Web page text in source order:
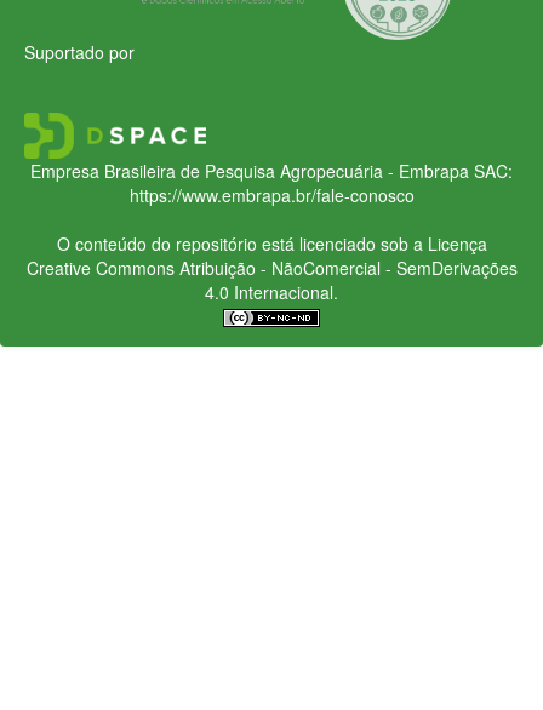
Suportado por
Empresa Brasileira de Pesquisa Agropecuária - Embrapa SAC:
https://www.embrapa.br/fale-conosco
O conteúdo do repositório está licenciado sob a Licença
Creative CommonsAtribuição - NãoComercial - SemDerivações
4.0 Internacional.